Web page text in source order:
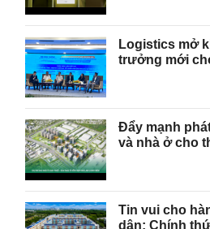
Logistics mở
trưởng mới
Đẩy mạnh
và nhà ở cho
Tin vui cho
dân: Chính